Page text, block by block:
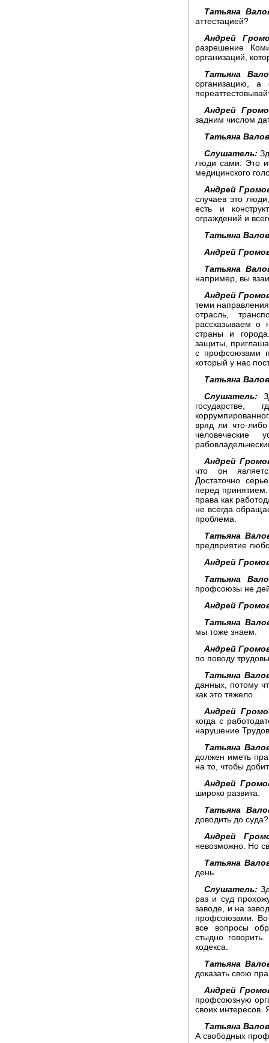
Татьяна
аттестацией?
Андрей
разрешение
организаций,
Татьяна
организацию,
Андрей
задним числом
Татьяна
Слушатель:
люди сами. Это
медицинского
Андрей
случаев это
есть и
ограждений и
Татьяна
Андрей
Татьяна
например, вы
Андрей
теми
отрасль,
рассказываем о
страны и
защиты,
с профсоюзами
который у нас
Татьяна
Слушатель:
государстве,
вряд ли что-
человеческие
Андрей
что он
Достаточно
перед
права как
не всегда
проблема.
Татьяна
предприятие
Андрей
Татьяна
профсоюзы не
Андрей
Татьяна
мы тоже знаем.
Андрей
по поводу
Татьяна
данных, потому
как это тяжело.
Андрей
когда с
нарушение
Татьяна
должен иметь
на то, чтобы
Андрей
широко развита.
Татьяна
доводить до
Андрей
невозможно. Но
Татьяна
день.
Слушатель:
раз и суд
заводе, и на
профсоюзами.
все вопросы
стыдно
кодекса.
Татьяна
доказать свою
Андрей
профсоюзную
своих интересов.
Татьяна
А свободных